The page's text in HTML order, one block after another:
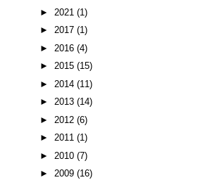
► 2021(1)
►2017(1)
► 2016(4)
►2015(15)
► 2014(11)
►2013(14)
► 2012(6)
►2011(1)
► 2010(7)
►2009(16)